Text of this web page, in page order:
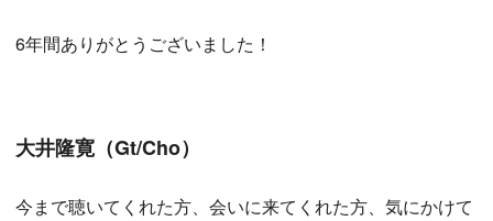
6年間ありがとうございました！
大井隆寛（Gt/Cho）
今まで聴いてくれた方、会いに来てくれた方、気にかけて